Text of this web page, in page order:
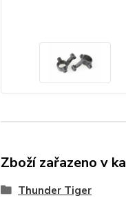
Zboží zařazeno v
Thunder Tiger